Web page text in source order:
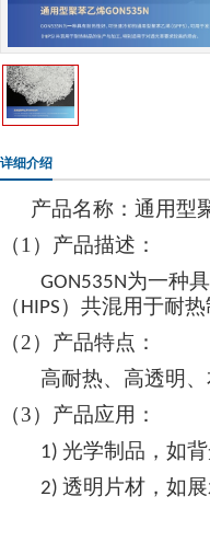
详细介绍
产品名称：通用型
（1） 产品描述：
GON535N为一种
（ HIPS ） 共混用于耐
（2） 产品特点：
高耐热、高透明
（3） 产品应用：
1) 光学制品，如
2) 透明片材，如